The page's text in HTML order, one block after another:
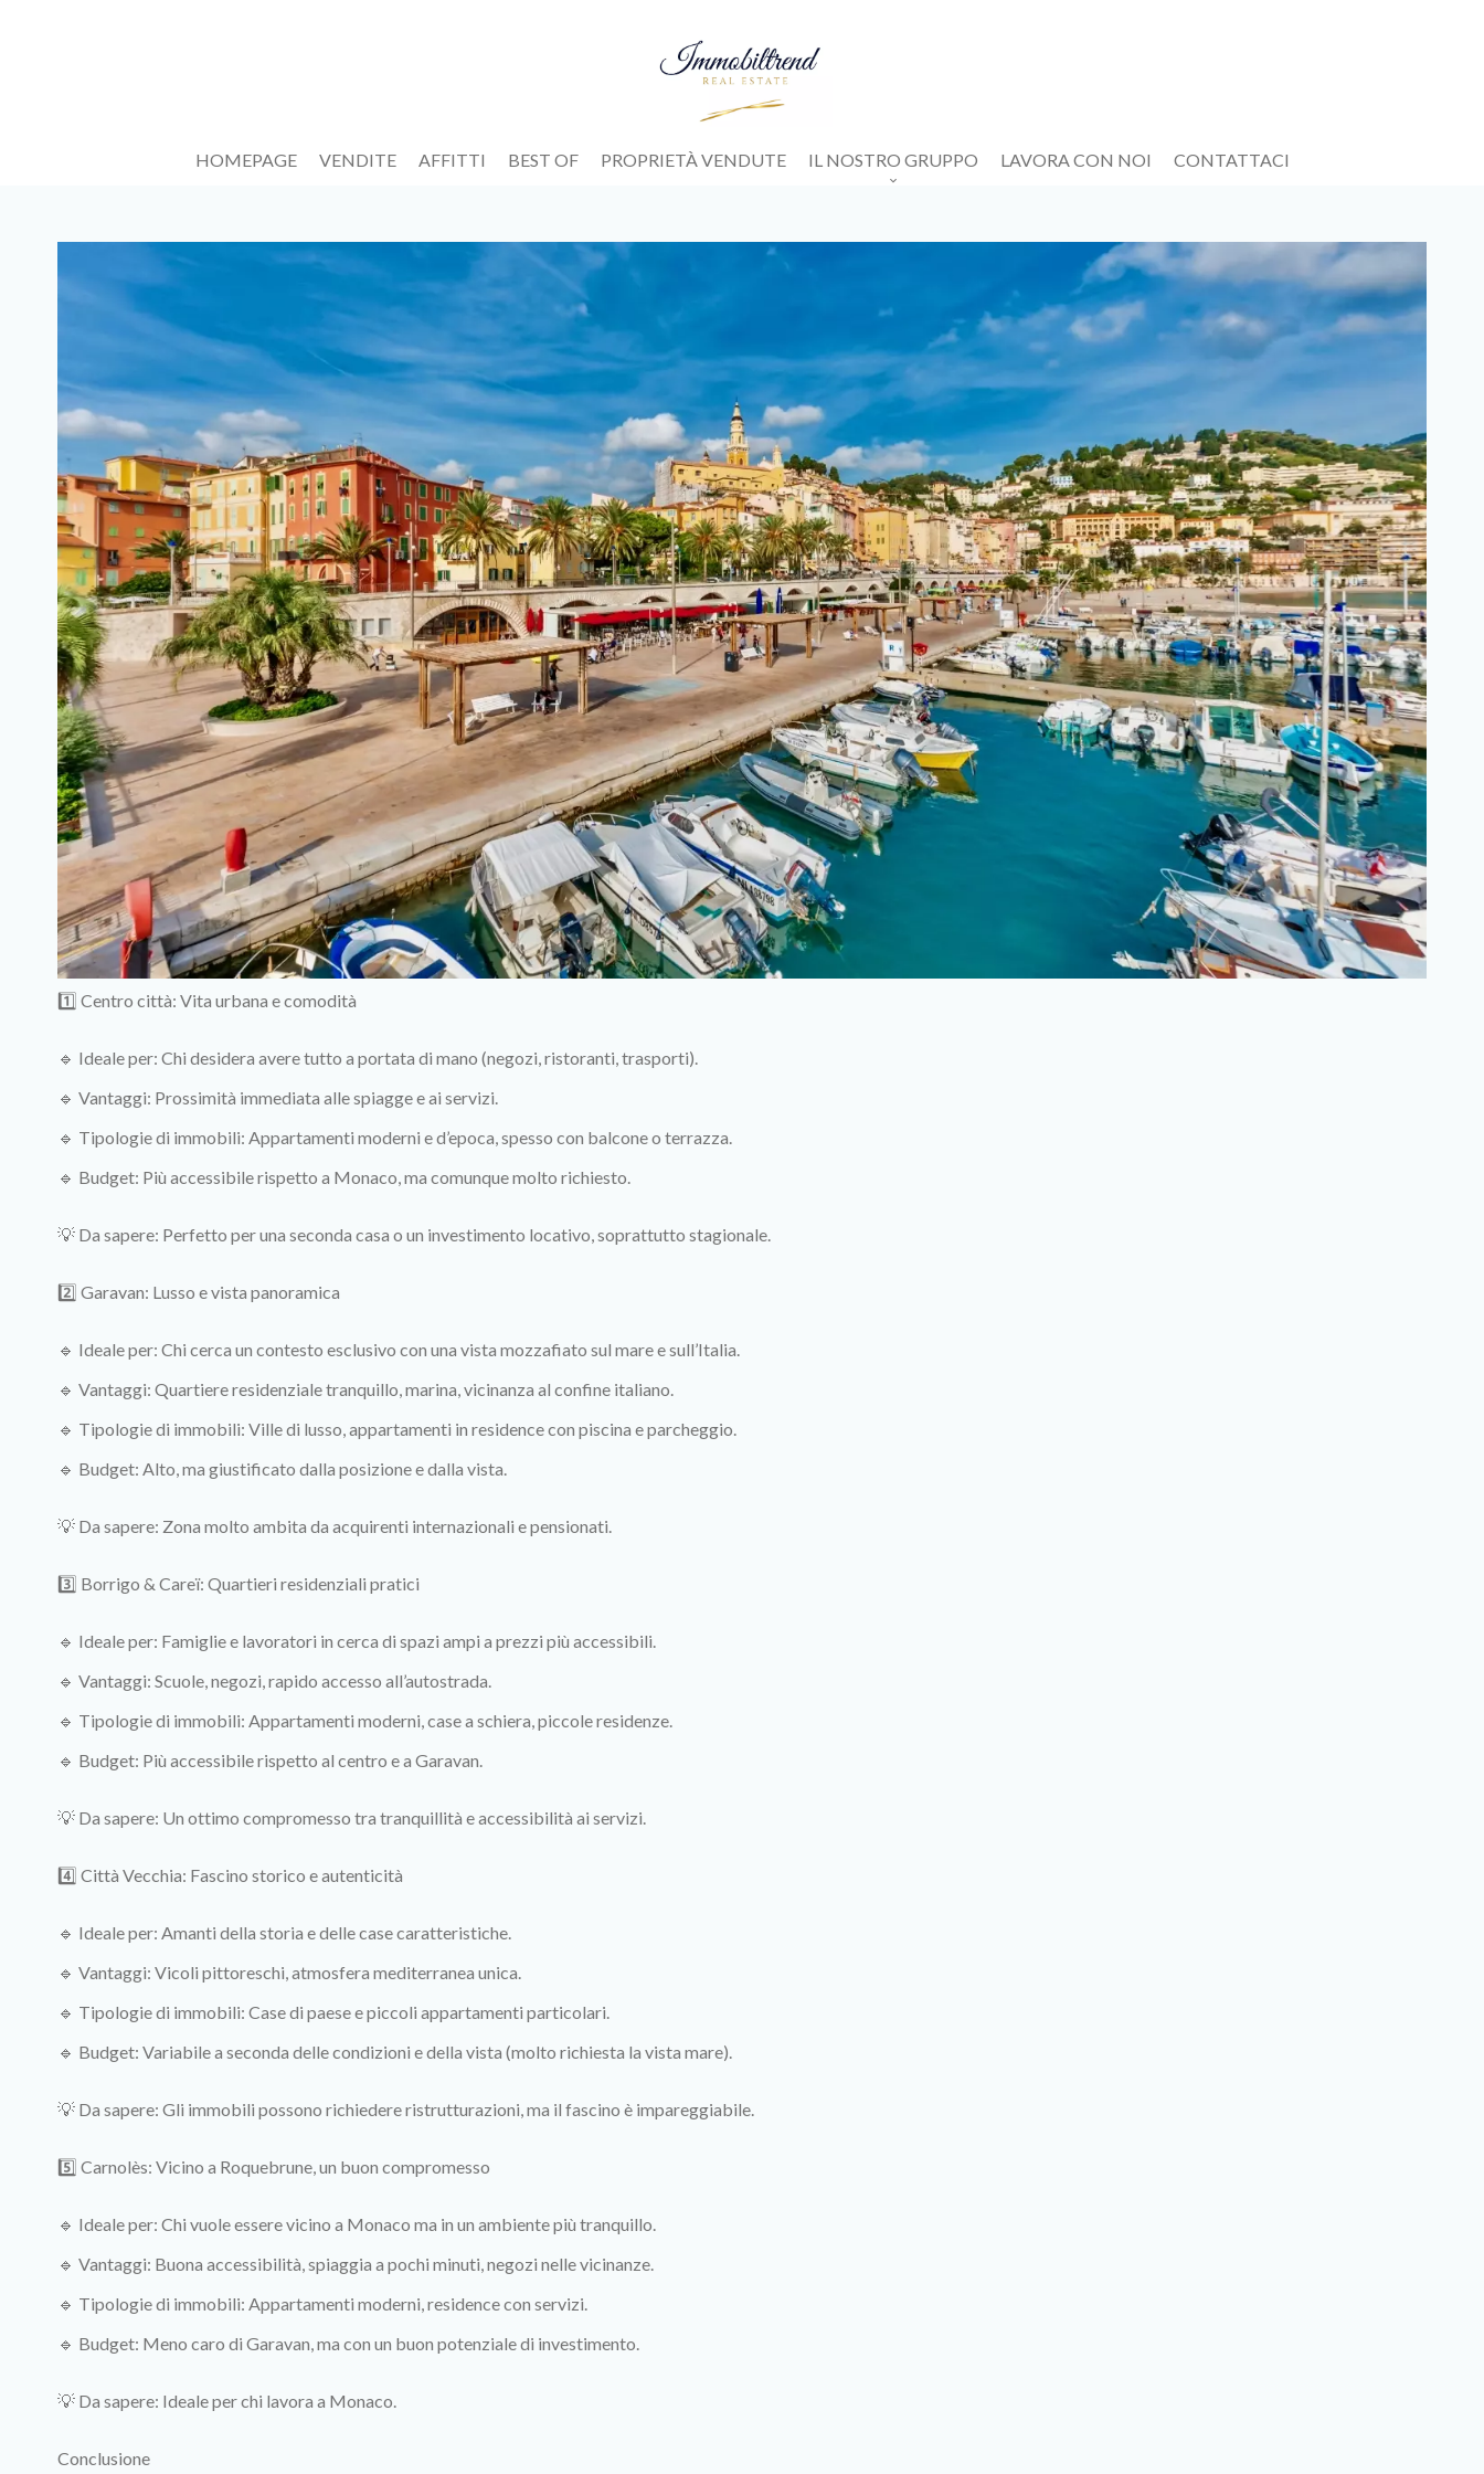
HOMEPAGE VENDITE AFFITTI BEST OF PROPRIETÀ VENDUTE IL NOSTRO GRUPPO LAVORA CON NOI CONTATTACI
1️⃣ Centro città: Vita urbana e comodità
🔹 Ideale per: Chi desidera avere tutto a portata di mano (negozi, ristoranti, trasporti).
🔹 Vantaggi: Prossimità immediata alle spiagge e ai servizi.
🔹 Tipologie di immobili: Appartamenti moderni e d’epoca, spesso con balcone o terrazza.
🔹 Budget: Più accessibile rispetto a Monaco, ma comunque molto richiesto.
💡 Da sapere: Perfetto per una seconda casa o un investimento locativo, soprattutto stagionale.
2️⃣ Garavan: Lusso e vista panoramica
🔹 Ideale per: Chi cerca un contesto esclusivo con una vista mozzafiato sul mare e sull’Italia.
🔹 Vantaggi: Quartiere residenziale tranquillo, marina, vicinanza al confine italiano.
🔹 Tipologie di immobili: Ville di lusso, appartamenti in residence con piscina e parcheggio.
🔹 Budget: Alto, ma giustificato dalla posizione e dalla vista.
💡 Da sapere: Zona molto ambita da acquirenti internazionali e pensionati.
3️⃣ Borrigo & Careï: Quartieri residenziali pratici
🔹 Ideale per: Famiglie e lavoratori in cerca di spazi ampi a prezzi più accessibili.
🔹 Vantaggi: Scuole, negozi, rapido accesso all’autostrada.
🔹 Tipologie di immobili: Appartamenti moderni, case a schiera, piccole residenze.
🔹 Budget: Più accessibile rispetto al centro e a Garavan.
💡 Da sapere: Un ottimo compromesso tra tranquillità e accessibilità ai servizi.
4️⃣ Città Vecchia: Fascino storico e autenticità
🔹 Ideale per: Amanti della storia e delle case caratteristiche.
🔹 Vantaggi: Vicoli pittoreschi, atmosfera mediterranea unica.
🔹 Tipologie di immobili: Case di paese e piccoli appartamenti particolari.
🔹 Budget: Variabile a seconda delle condizioni e della vista (molto richiesta la vista mare).
💡 Da sapere: Gli immobili possono richiedere ristrutturazioni, ma il fascino è impareggiabile.
5️⃣ Carnolès: Vicino a Roquebrune, un buon compromesso
🔹 Ideale per: Chi vuole essere vicino a Monaco ma in un ambiente più tranquillo.
🔹 Vantaggi: Buona accessibilità, spiaggia a pochi minuti, negozi nelle vicinanze.
🔹 Tipologie di immobili: Appartamenti moderni, residence con servizi.
🔹 Budget: Meno caro di Garavan, ma con un buon potenziale di investimento.
💡 Da sapere: Ideale per chi lavora a Monaco.
Conclusione